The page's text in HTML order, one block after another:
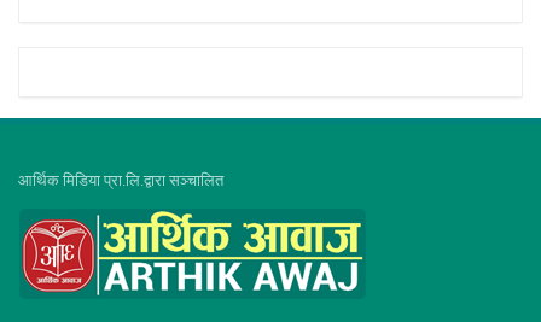
आर्थिक मिडिया प्रा.लि.द्वारा सञ्चालित